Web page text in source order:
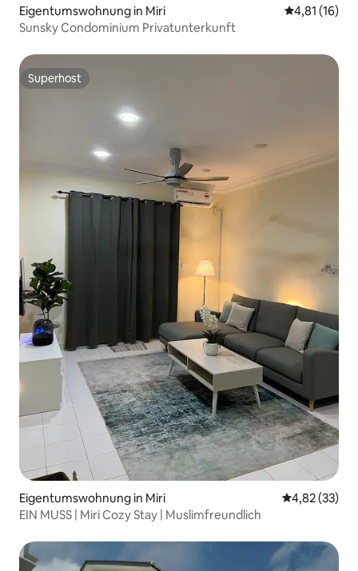
Eigentumswohnung in Miri
4,81 (16)
Sunsky Condominium Privatunterkunft
Superhost
Superhost
Eigentumswohnung in Miri
4,82 (33)
EIN MUSS | Miri Cozy Stay | Muslimfreundlich